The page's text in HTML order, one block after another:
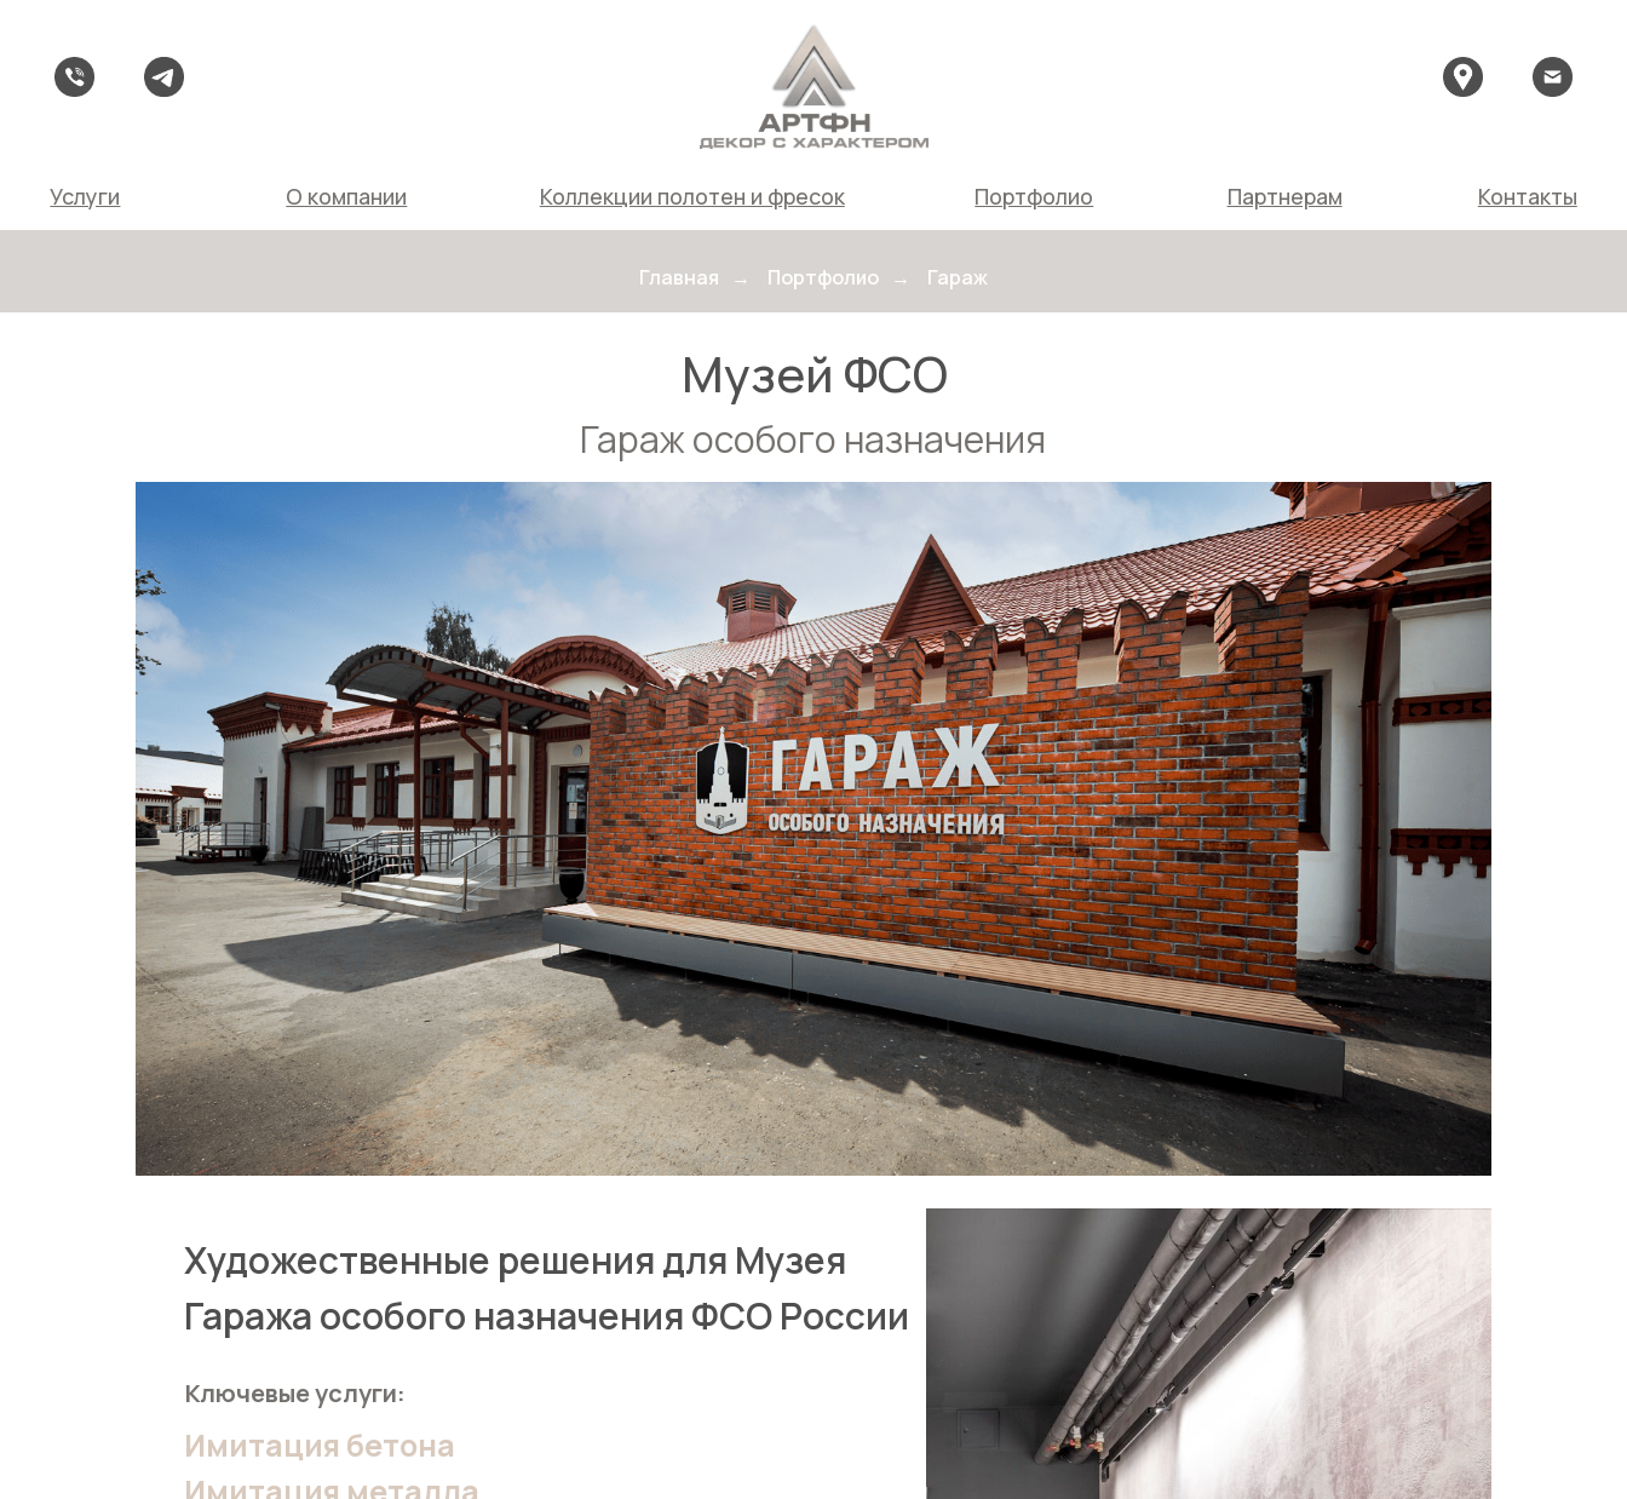
Услуги
Главная → Портфолио → Гараж
Музей ФСО
Гараж особого назначения
Художественные решения для Музея
Гаража особого назначения ФСО России
Ключевые услуги:
Имитация бетона